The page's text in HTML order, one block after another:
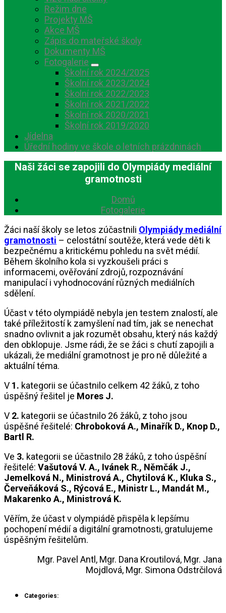
Režim dne
Projekty MŠ
Akce MŠ
Zápis do mateřské školy
Dokumenty MŠ
Fotogalerie
Školní rok 2024/2025
Školní rok 2023/2024
Školní rok 2022/2023
Školní rok 2021/2022
Školní rok 2020/2021
Školní rok 2019/2020
Jídelna
Úřední hodiny ve škole o letních prázdninách
Naši žáci se zapojili do Olympiády mediální
gramotnosti
Domů
Fotogalerie
Žáci naší školy se letos zúčastnili Olympiády mediální
gramotnosti – celostátní soutěže, která vede děti k
bezpečnému a kritickému pohledu na svět médií.
Během školního kola si vyzkoušeli práci s
informacemi, ověřování zdrojů, rozpoznávání
manipulací i vyhodnocování různých mediálních
sdělení.
Účast v této olympiádě nebyla jen testem znalostí, ale
také příležitostí k zamyšlení nad tím, jak se nenechat
snadno ovlivnit a jak rozumět obsahu, který nás každý
den obklopuje. Jsme rádi, že se žáci s chutí zapojili a
ukázali, že mediální gramotnost je pro ně důležité a
aktuální téma.
V 1. kategorii se účastnilo celkem 42 žáků, z toho
úspěšný řešitel je Mores J.
V 2. kategorii se účastnilo 26 žáků, z toho jsou
úspěšné řešitelé: Chroboková A., Minařík D., Knop D.,
Bartl R.
Ve 3. kategorii se účastnilo 28 žáků, z toho úspěšní
řešitelé: Vašutová V. A., Ivánek R., Němčák J.,
Jemelková N., Ministrová A., Chytilová K., Kluka S.,
Červeňáková S., Rýcová E., Ministr L., Mandát M.,
Makarenko A., Ministrová K.
Věřím, že účast v olympiádě přispěla k lepšímu
pochopení médií a digitální gramotnosti, gratulujeme
úspěšným řešitelům.
Mgr. Pavel Antl, Mgr. Dana Kroutilová, Mgr. Jana
Mojdlová, Mgr. Simona Odstrčilová
Categories: